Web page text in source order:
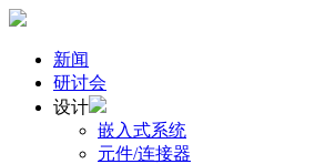
新闻
研讨会
设计
嵌入式系统
元件/连接器